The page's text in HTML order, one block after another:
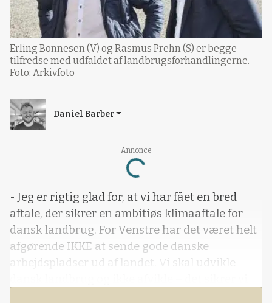
Annonce
Loading...
Erling Bonnesen (V) og Rasmus Prehn (S) er begge
tilfredse med udfaldet af landbrugsforhandlingerne.
Foto: Arkivfoto
Daniel Barber
- Jeg er rigtig glad for, at vi har fået en bred
aftale, der sikrer en ambitiøs klimaaftale for
dansk landbrug. For Venstre har det været helt
afgørende IKKE at sende gode danske
arbejdspladser ud af landet. Vi skal udvikle